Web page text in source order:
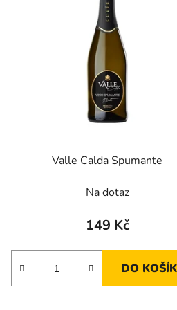
Valle Calda Spumante
Na dotaz
149 Kč
DO